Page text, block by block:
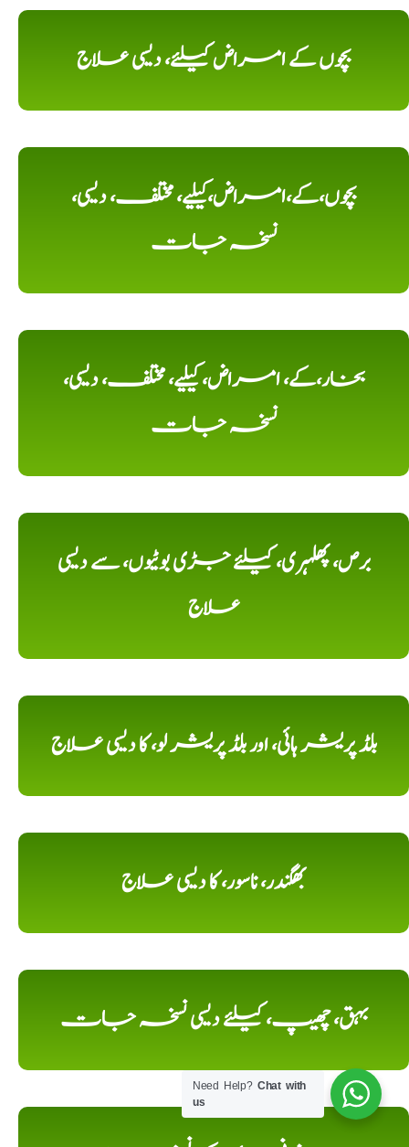
بچوں کے امراض کیلئے، دیسی علاج
بچوں،کے،امراض،کیلیے، مختلف، دیسی،
نسخہ جات
بخار،کے، امراض، کیلیے، مختلف، دیسی،
نسخہ جات
برص، پھلہری، کیلئے جڑی بوٹیوں، سے دیسی
علاج
بلڈ پریشر ہائی، اور بلڈ پریشر لو، کا دیسی علاج
بھگندر، ناسور، کا دیسی علاج
بہق، چھیپ، کیلئے دیسی نسخہ جات
Need Help?Chat with
us